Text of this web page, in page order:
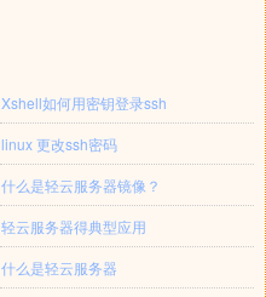
Xshell如何用密钥登录ssh
linux 更改ssh密码
什么是轻云服务器镜像？
轻云服务器得典型应用
什么是轻云服务器